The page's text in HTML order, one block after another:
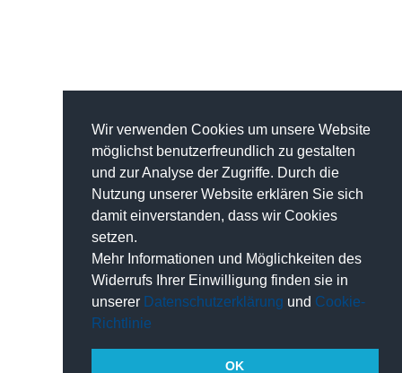
Wir verwenden Cookies um unsere Website
möglichst benutzerfreundlich zu gestalten
und zur Analyse der Zugriffe. Durch die
Nutzung unserer Website erklären Sie sich
damit einverstanden, dass wir Cookies
setzen.
Mehr Informationen und Möglichkeiten des
Widerrufs Ihrer Einwilligung finden sie in
unserer Datenschutzerklärung und Cookie-
Richtlinie
OK